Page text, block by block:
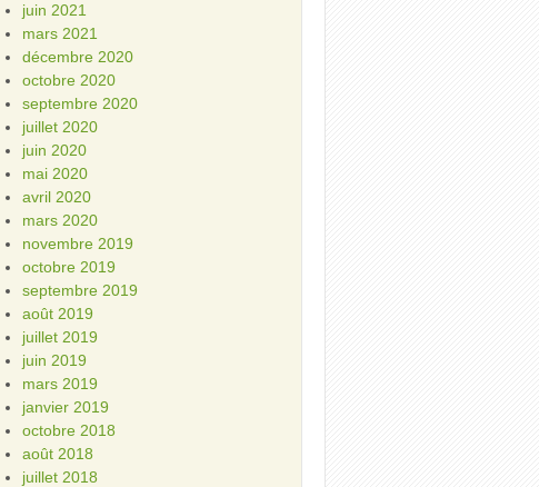
juin 2021
mars 2021
décembre 2020
octobre 2020
septembre 2020
juillet 2020
juin 2020
mai 2020
avril 2020
mars 2020
novembre 2019
octobre 2019
septembre 2019
août 2019
juillet 2019
juin 2019
mars 2019
janvier 2019
octobre 2018
août 2018
juillet 2018